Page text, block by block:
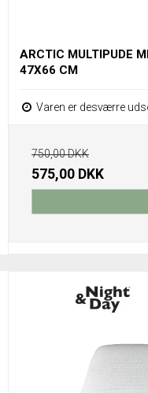
ARCTIC MULTIPUDE
47X66 CM
Varen er desværre
750,00 DKK
575,00 DKK